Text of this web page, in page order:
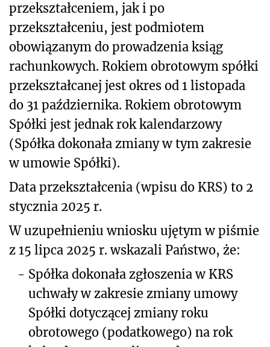
przekształceniem, jak i po
przekształceniu, jest podmiotem
obowiązanym do prowadzenia ksiąg
rachunkowych. Rokiem obrotowym spółki
przekształcanej jest okres od 1 listopada
do 31 października. Rokiem obrotowym
Spółki jest jednak rok kalendarzowy
(Spółka dokonała zmiany w tym zakresie
w umowie Spółki).
Data przekształcenia (wpisu do KRS) to 2
stycznia 2025 r.
W uzupełnieniu wniosku ujętym w piśmie
z 15 lipca 2025 r. wskazali Państwo, że:
- Spółka dokonała zgłoszenia w KRS
uchwały w zakresie zmiany umowy
Spółki dotyczącej zmiany roku
obrotowego (podatkowego) na rok